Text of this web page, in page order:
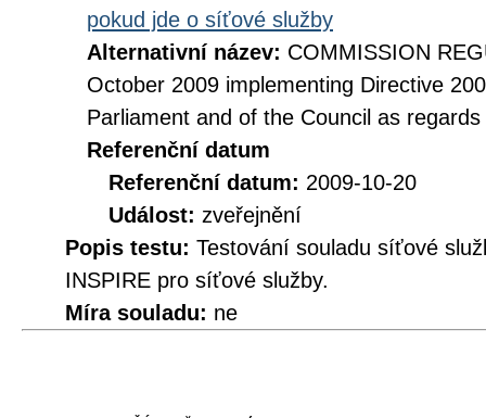
pokud jde o síťové služby
Alternativní název: COMMISSION
October 2009 implementing Directive
Parliament and of the Council as
Referenční datum
Referenční datum: 2009-10-20
Událost: zveřejnění
Popis testu: Testování souladu síťové
INSPIRE pro síťové služby.
Míra souladu: ne